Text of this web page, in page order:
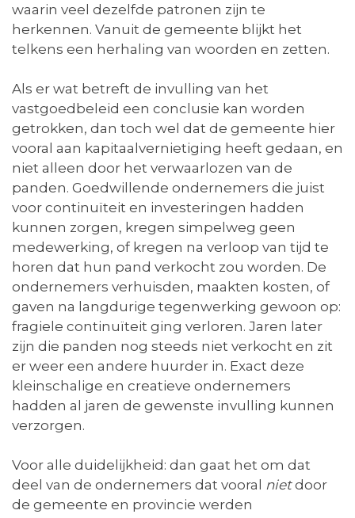
waarin veel dezelfde patronen zijn te
herkennen. Vanuit de gemeente blijkt het
telkens een herhaling van woorden en zetten.
Als er wat betreft de invulling van het
vastgoedbeleid een conclusie kan worden
getrokken, dan toch wel dat de gemeente hier
vooral aan kapitaalvernietiging heeft gedaan, en
niet alleen door het verwaarlozen van de
panden. Goedwillende ondernemers die juist
voor continuïteit en investeringen hadden
kunnen zorgen, kregen simpelweg geen
medewerking, of kregen na verloop van tijd te
horen dat hun pand verkocht zou worden. De
ondernemers verhuisden, maakten kosten, of
gaven na langdurige tegenwerking gewoon op:
fragiele continuïteit ging verloren. Jaren later
zijn die panden nog steeds niet verkocht en zit
er weer een andere huurder in. Exact deze
kleinschalige en creatieve ondernemers
hadden al jaren de gewenste invulling kunnen
verzorgen.
Voor alle duidelijkheid: dan gaat het om dat
deel van de ondernemers dat vooral nietdoor
de gemeente en provincie werden